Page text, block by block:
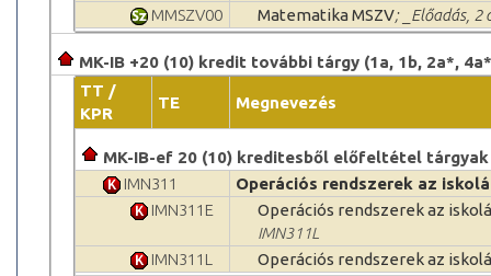
MMSZV00
Matematika MSZV; _Előadás,
MK-IB +20 (10) kredit további tárgy (1a, 1b, 2a*,
TT /
KPR
TE Megnevezés
MK-IB-ef 20 (10) kreditesből előfeltétel
IMN311
Operációs rendszerek az
IMN311E
Operációs rendszerek az
IMN311L
IMN311L
Operációs rendszerek az